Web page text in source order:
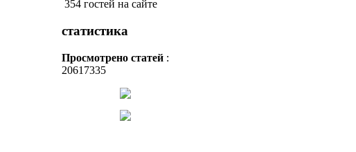
354 гостей на сайте
статистика
Просмотрено статей:
20617335